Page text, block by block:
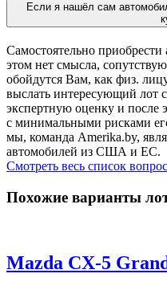
Если я нашёл сам
Самостоятельно
этом нет смысла,
обойдутся Вам, как физ.
выслать интересующий лот
экспертную оценку и после
с минимальными рисками
мы, команда Amerika.by,
автомобилей из США и ЕС.
Смотреть весь список
Похожие варианты
Mazda CX-5